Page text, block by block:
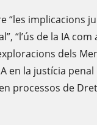
“les implicacions
“l’ús de la IA com
dels
en la justícia
processos de Dret